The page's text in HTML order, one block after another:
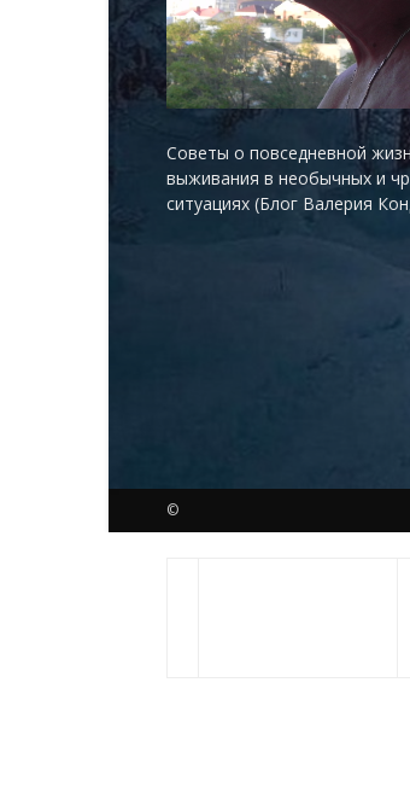
Советы о повседневной
выживания в необычных и
ситуациях (Блог Валерия
©